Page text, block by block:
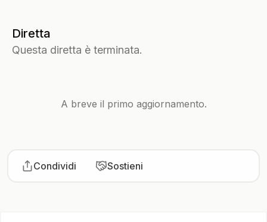
Diretta
Questa diretta è terminata.
A breve il primo aggiornamento.
Condividi Sostieni